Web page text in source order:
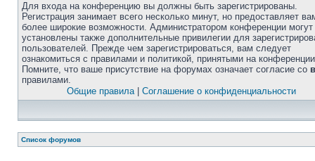
Для входа на конференцию вы должны быть зарегистрированы.
Регистрация занимает всего несколько минут, но предоставляет
более широкие возможности. Администратором конференции
установлены также дополнительные привилегии для
пользователей. Прежде чем зарегистрироваться, вам следует
ознакомиться с правилами и политикой, принятыми на
Помните, что ваше присутствие на форумах означает согласие со
правилами.
Общие правила| Соглашение о конфиденциальности
Список форумов